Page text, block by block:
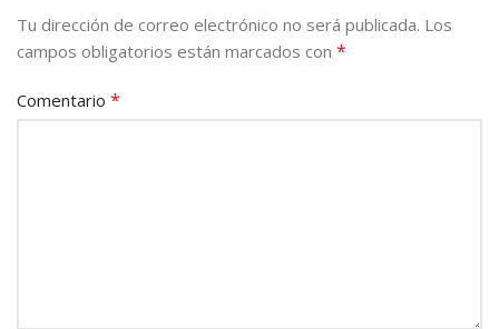
Tu dirección de correo electrónico no será publicada. Los
campos obligatorios están marcados con *
Comentario *